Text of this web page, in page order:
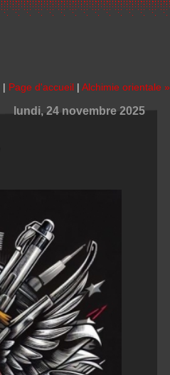
| Page d'accueil | Alchimie orientale »
lundi, 24 novembre 2025